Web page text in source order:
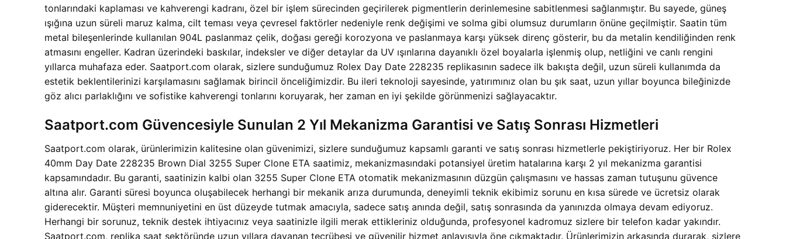
tonlarındaki kaplaması ve kahverengi kadranı, özel bir işlem sürecinden geçirilerek pigmentlerin derinlemesine sabitlenmesi sağlanmıştır. Bu sayede, güneş
ışığına uzun süreli maruz kalma, cilt teması veya çevresel faktörler nedeniyle renk değişimi ve solma gibi olumsuz durumların önüne geçilmiştir. Saatin tüm
metal bileşenlerinde kullanılan 904L paslanmaz çelik, doğası gereği korozyona ve paslanmaya karşı yüksek direnç gösterir, bu da metalin kendiliğinden renk
atmasını engeller. Kadran üzerindeki baskılar, indeksler ve diğer detaylar da UV ışınlarına dayanıklı özel boyalarla işlenmiş olup, netliğini ve canlı rengini
yıllarca muhafaza eder. Saatport.com olarak, sizlere sunduğumuz Rolex Day Date 228235 replikasının sadece ilk bakışta değil, uzun süreli kullanımda da
estetik beklentilerinizi karşılamasını sağlamak birincil önceliğimizdir. Bu ileri teknoloji sayesinde, yatırımınız olan bu şık saat, uzun yıllar boyunca bileğinizde
göz alıcı parlaklığını ve sofistike kahverengi tonlarını koruyarak, her zaman en iyi şekilde görünmenizi sağlayacaktır.
Saatport.com Güvencesiyle Sunulan 2 Yıl Mekanizma Garantisi ve Satış Sonrası Hizmetleri
Saatport.com olarak, ürünlerimizin kalitesine olan güvenimizi, sizlere sunduğumuz kapsamlı garanti ve satış sonrası hizmetlerle pekiştiriyoruz. Her bir Rolex
40mm Day Date 228235 Brown Dial 3255 Super Clone ETA saatimiz, mekanizmasındaki potansiyel üretim hatalarına karşı 2 yıl mekanizma garantisi
kapsamındadır. Bu garanti, saatinizin kalbi olan 3255 Super Clone ETA otomatik mekanizmasının düzgün çalışmasını ve hassas zaman tutuşunu güvence
altına alır. Garanti süresi boyunca oluşabilecek herhangi bir mekanik arıza durumunda, deneyimli teknik ekibimiz sorunu en kısa sürede ve ücretsiz olarak
giderecektir. Müşteri memnuniyetini en üst düzeyde tutmak amacıyla, sadece satış anında değil, satış sonrasında da yanınızda olmaya devam ediyoruz.
Herhangi bir sorunuz, teknik destek ihtiyacınız veya saatinizle ilgili merak ettikleriniz olduğunda, profesyonel kadromuz sizlere bir telefon kadar yakındır.
Saatport.com, replika saat sektöründe uzun yıllara dayanan tecrübesi ve güvenilir hizmet anlayışıyla öne çıkmaktadır. Ürünlerimizin arkasında durarak, sizlere